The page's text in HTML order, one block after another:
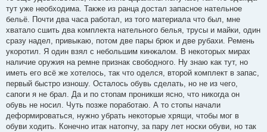
тут уже необходима. Также из ранца достал запасное нательное
бельё. Почти два часа работал, из того материала что был, мне
хватало сшить два комплекта нательного белья, трусы и майки, один
сразу надел, привыкаю, потом две пары брюк и две рубахи. Ремень
укоротил. Я один взял с небольшим кинжалом. В некоторых мирах
наличие оружия на ремне признак свободного. Ну знаю как тут, но
иметь его всё же хотелось, так что оделся, второй комплект в запас,
первый быстро изношу. Осталось обувь сделать, но не из чего,
сапоги я не брал. Да и по стопам проникши ясно, что никогда он
обувь не носил. Чуть позже поработаю. А то стопы начали
деформироваться, нужно убрать некоторые хрящи, чтобы мог в
обуви ходить. Конечно итак натопчу, за пару лет носки обуви, но так